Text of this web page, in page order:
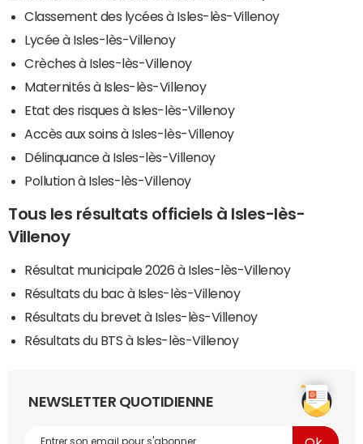
Classement des lycées à Isles-lès-Villenoy
Lycée à Isles-lès-Villenoy
Crèches à Isles-lès-Villenoy
Maternités à Isles-lès-Villenoy
Etat des risques à Isles-lès-Villenoy
Accès aux soins à Isles-lès-Villenoy
Délinquance à Isles-lès-Villenoy
Pollution à Isles-lès-Villenoy
Tous les résultats officiels à Isles-lès-
Villenoy
Résultat municipale 2026 à Isles-lès-Villenoy
Résultats du bac à Isles-lès-Villenoy
Résultats du brevet à Isles-lès-Villenoy
Résultats du BTS à Isles-lès-Villenoy
NEWSLETTER QUOTIDIENNE